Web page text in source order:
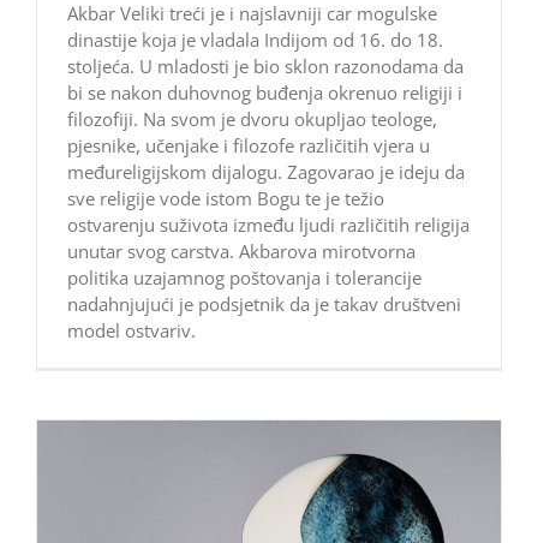
Akbar Veliki treći je i najslavniji car mogulske
dinastije koja je vladala Indijom od 16. do 18.
stoljeća. U mladosti je bio sklon razonodama da
bi se nakon duhovnog buđenja okrenuo religiji i
filozofiji. Na svom je dvoru okupljao teologe,
pjesnike, učenjake i filozofe različitih vjera u
međureligijskom dijalogu. Zagovarao je ideju da
sve religije vode istom Bogu te je težio
ostvarenju suživota između ljudi različitih religija
unutar svog carstva. Akbarova mirotvorna
politika uzajamnog poštovanja i tolerancije
nadahnjujući je podsjetnik da je takav društveni
model ostvariv.